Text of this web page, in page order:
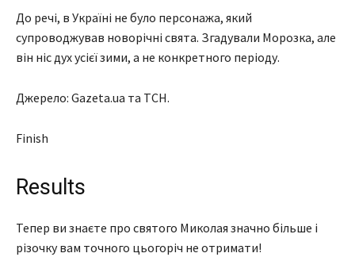
До речі, в Україні не було персонажа, який
супроводжував новорічні свята. Згадували Морозка, але
він ніс дух усієї зими, а не конкретного періоду.
Джерело: Gazeta.ua та ТСН.
Finish
Results
Тепер ви знаєте про святого Миколая значно більше і
різочку вам точного цьогоріч не отримати!